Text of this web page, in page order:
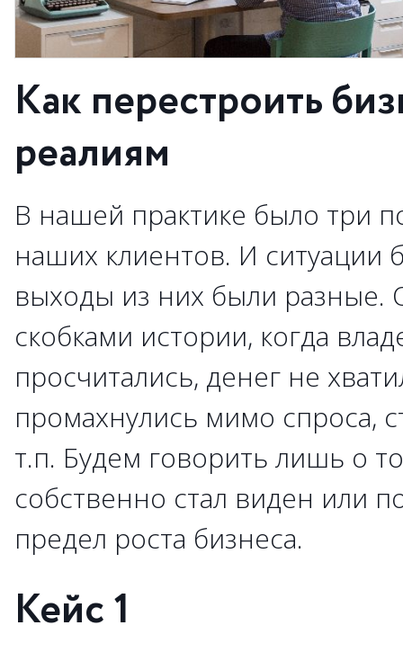
Как перестроить
реалиям
В нашей практике было три
наших клиентов. И ситуации
выходы из них были разные.
скобками истории, когда
просчитались, денег не
промахнулись мимо спроса,
т.п. Будем говорить лишь о
собственно стал виден или
предел роста бизнеса.
Кейс 1